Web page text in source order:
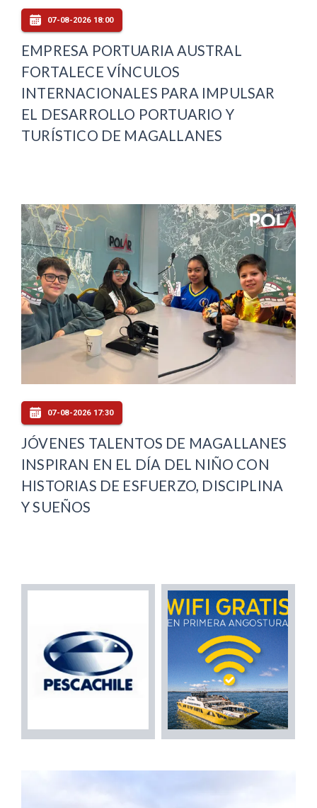
07-08-2026 18:00
EMPRESA PORTUARIA AUSTRAL
FORTALECE VÍNCULOS
INTERNACIONALES PARA IMPULSAR
EL DESARROLLO PORTUARIO Y
TURÍSTICO DE MAGALLANES
07-08-2026 17:30
JÓVENES TALENTOS DE MAGALLANES
INSPIRAN EN EL DÍA DEL NIÑO CON
HISTORIAS DE ESFUERZO, DISCIPLINA
Y SUEÑOS